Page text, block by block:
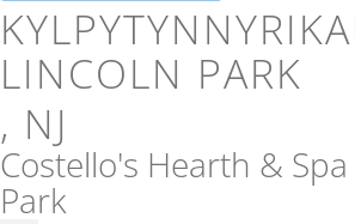
LINCOLN PARK
, NJ
Costello's Hearth &
Park